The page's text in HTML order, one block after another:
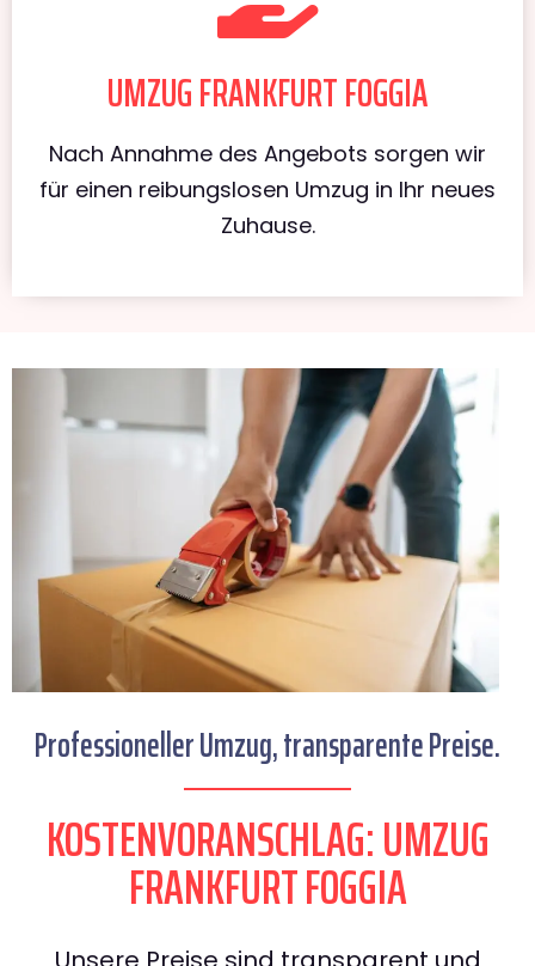
UMZUG FRANKFURT FOGGIA
Nach Annahme des Angebots sorgen wir
für einen reibungslosen Umzug in Ihr neues
Zuhause.
Professioneller Umzug, transparente Preise.
KOSTENVORANSCHLAG: UMZUG
FRANKFURT FOGGIA